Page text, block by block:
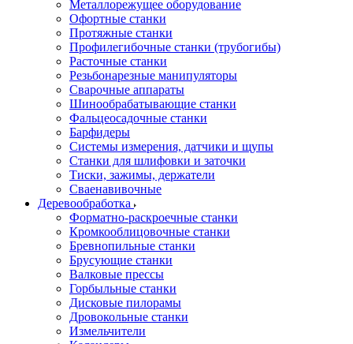
Металлорежущее оборудование
Офортные станки
Протяжные станки
Профилегибочные станки (трубогибы)
Расточные станки
Резьбонарезные манипуляторы
Сварочные аппараты
Шинообрабатывающие станки
Фальцеосадочные станки
Барфидеры
Системы измерения, датчики и щупы
Станки для шлифовки и заточки
Тиски, зажимы, держатели
Cваенавивочные
Деревообработка
Форматно-раскроечные станки
Кромкооблицовочные станки
Бревнопильные станки
Брусующие станки
Валковые прессы
Горбыльные станки
Дисковые пилорамы
Дровокольные станки
Измельчители